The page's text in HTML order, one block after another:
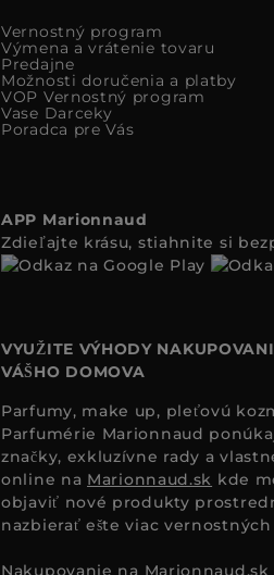
Vernostný program
Výmena a vrátenie tovaru
Predajne
Možnosti doručenia a platby
VOP Vernostný program
Vase Darceky
Poradca pre Vás
APP Marionnaud
Zdieľajte krásu, stiahnite si
VYUŽITE VÝHODY
VÁŠHO DOMOVA
Parfumy, make up, pleťovú
Parfumérie Marionnaud
značky, exkluzívne rady a
online na Marionnaud.sk kde
objaviť nové produkty
nazbierať ešte viac
Nakupovanie na Marionnaud.sk